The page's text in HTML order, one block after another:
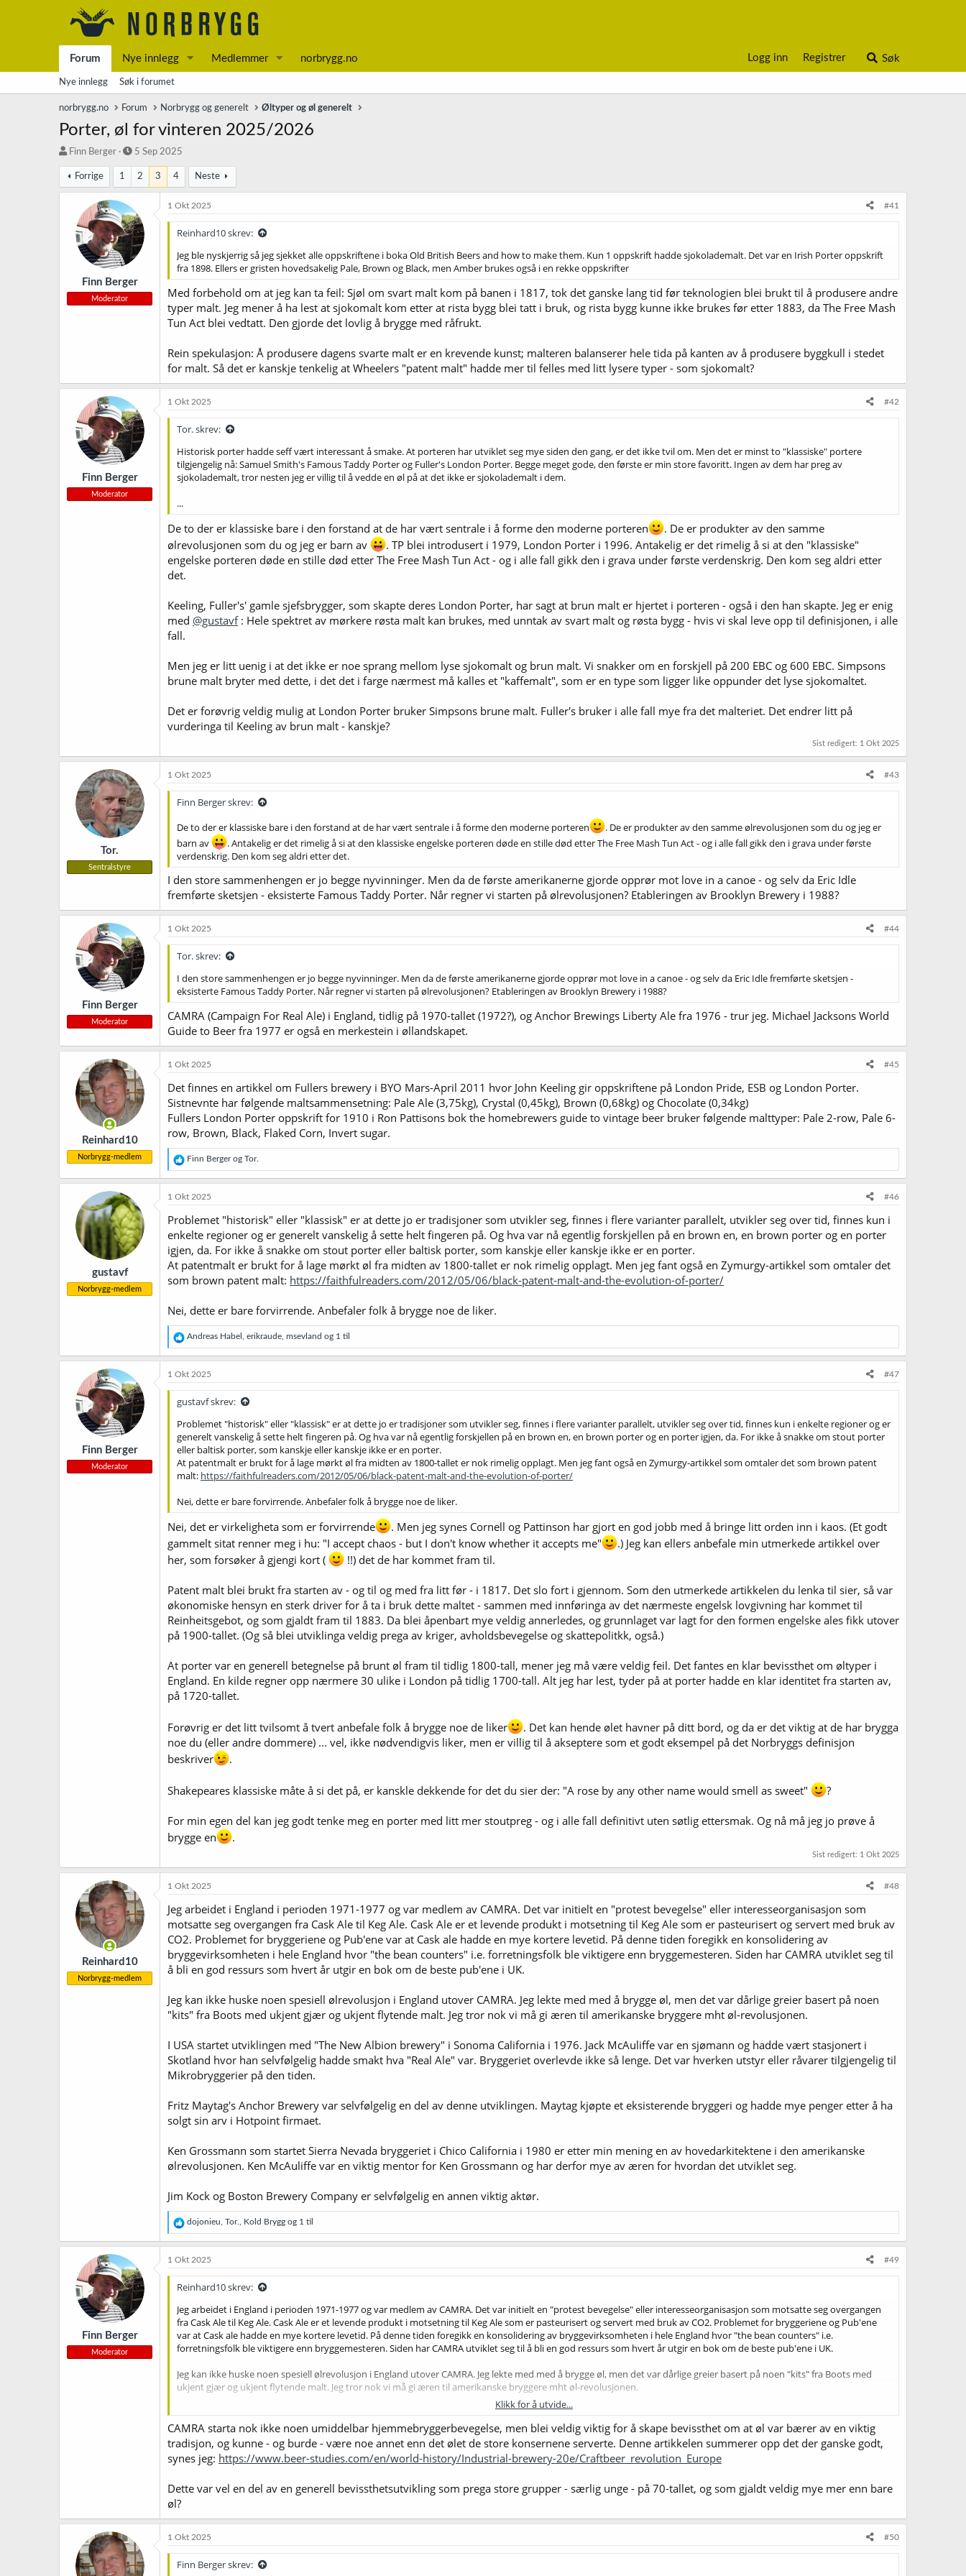
Forum Nye innlegg Medlemmer norbrygg.no Logg inn Registrer Søk
Nye innlegg Søk i forumet
norbrygg.no Forum Norbrygg og generelt Øltyper og øl generelt
Porter, øl for vinteren 2025/2026
T
å
d
Finn Berger
S
a
r
d
a
t
o
5 Sep 2025
Forrige 1 2 3 4 Neste
Finn Berger
Moderator
1 Okt 2025 #41
Reinhard10 skrev:
Jeg ble nyskjerrig så jeg sjekket alle oppskriftene i boka Old British Beers and how to make them. Kun 1 oppskrift hadde sjokolademalt. Det var en Irish Porter oppskrift
fra 1898. Ellers er gristen hovedsakelig Pale, Brown og Black, men Amber brukes også i en rekke oppskrifter
Med forbehold om at jeg kan ta feil: Sjøl om svart malt kom på banen i 1817, tok det ganske lang tid før teknologien blei brukt til å produsere andre
typer malt. Jeg mener å ha lest at sjokomalt kom etter at rista bygg blei tatt i bruk, og rista bygg kunne ikke brukes før etter 1883, da The Free Mash
Tun Act blei vedtatt. Den gjorde det lovlig å brygge med råfrukt.
Rein spekulasjon: Å produsere dagens svarte malt er en krevende kunst; malteren balanserer hele tida på kanten av å produsere byggkull i stedet
for malt. Så det er kanskje tenkelig at Wheelers "patent malt" hadde mer til felles med litt lysere typer - som sjokomalt?
Finn Berger
Moderator
1 Okt 2025 #42
Tor. skrev:
Historisk porter hadde seff vært interessant å smake. At porteren har utviklet seg mye siden den gang, er det ikke tvil om. Men det er minst to "klassiske" portere
tilgjengelig nå: Samuel Smith's Famous Taddy Porter og Fuller's London Porter. Begge meget gode, den første er min store favoritt. Ingen av dem har preg av
sjokolademalt, tror nesten jeg er villig til å vedde en øl på at det ikke er sjokolademalt i dem.
...
De to der er klassiske bare i den forstand at de har vært sentrale i å forme den moderne porteren
. De er produkter av den samme
ølrevolusjonen som du og jeg er barn av
. TP blei introdusert i 1979, London Porter i 1996. Antakelig er det rimelig å si at den "klassiske"
engelske porteren døde en stille død etter The Free Mash Tun Act - og i alle fall gikk den i grava under første verdenskrig. Den kom seg aldri etter
det.
Keeling, Fuller's' gamle sjefsbrygger, som skapte deres London Porter, har sagt at brun malt er hjertet i porteren - også i den han skapte. Jeg er enig
med @gustavf: Hele spektret av mørkere røsta malt kan brukes, med unntak av svart malt og røsta bygg - hvis vi skal leve opp til definisjonen, i alle
fall.
Men jeg er litt uenig i at det ikke er noe sprang mellom lyse sjokomalt og brun malt. Vi snakker om en forskjell på 200 EBC og 600 EBC. Simpsons
brune malt bryter med dette, i det det i farge nærmest må kalles et "kaffemalt", som er en type som ligger like oppunder det lyse sjokomaltet.
Det er forøvrig veldig mulig at London Porter bruker Simpsons brune malt. Fuller's bruker i alle fall mye fra det malteriet. Det endrer litt på
vurderinga til Keeling av brun malt - kanskje?
Sist redigert: 1 Okt 2025
Tor.
Sentralstyre
1 Okt 2025 #43
Finn Berger skrev:
De to der er klassiske bare i den forstand at de har vært sentrale i å forme den moderne porteren
. De er produkter av den samme ølrevolusjonen som du og jeg er
barn av
. Antakelig er det rimelig å si at den klassiske engelske porteren døde en stille død etter The Free Mash Tun Act - og i alle fall gikk den i grava under første
verdenskrig. Den kom seg aldri etter det.
I den store sammenhengen er jo begge nyvinninger. Men da de første amerikanerne gjorde opprør mot love in a canoe - og selv da Eric Idle
fremførte sketsjen - eksisterte Famous Taddy Porter. Når regner vi starten på ølrevolusjonen? Etableringen av Brooklyn Brewery i 1988?
Finn Berger
Moderator
1 Okt 2025 #44
Tor. skrev:
I den store sammenhengen er jo begge nyvinninger. Men da de første amerikanerne gjorde opprør mot love in a canoe - og selv da Eric Idle fremførte sketsjen -
eksisterte Famous Taddy Porter. Når regner vi starten på ølrevolusjonen? Etableringen av Brooklyn Brewery i 1988?
CAMRA (Campaign For Real Ale) i England, tidlig på 1970-tallet (1972?), og Anchor Brewings Liberty Ale fra 1976 - trur jeg. Michael Jacksons World
Guide to Beer fra 1977 er også en merkestein i øllandskapet.
Reinhard10
Norbrygg-medlem
1 Okt 2025 #45
Det finnes en artikkel om Fullers brewery i BYO Mars-April 2011 hvor John Keeling gir oppskriftene på London Pride, ESB og London Porter.
Sistnevnte har følgende maltsammensetning: Pale Ale (3,75kg), Crystal (0,45kg), Brown (0,68kg) og Chocolate (0,34kg)
Fullers London Porter oppskrift for 1910 i Ron Pattisons bok the homebrewers guide to vintage beer bruker følgende malttyper: Pale 2-row, Pale 6-
row, Brown, Black, Flaked Corn, Invert sugar.
R
e
a
k
j
o
n
e
Finn Bergerog Tor.
gustavf
Norbrygg-medlem
1 Okt 2025 #46
Problemet "historisk" eller "klassisk" er at dette jo er tradisjoner som utvikler seg, finnes i flere varianter parallelt, utvikler seg over tid, finnes kun i
enkelte regioner og er generelt vanskelig å sette helt fingeren på. Og hva var nå egentlig forskjellen på en brown en, en brown porter og en porter
igjen, da. For ikke å snakke om stout porter eller baltisk porter, som kanskje eller kanskje ikke er en porter.
At patentmalt er brukt for å lage mørkt øl fra midten av 1800-tallet er nok rimelig opplagt. Men jeg fant også en Zymurgy-artikkel som omtaler det
som brown patent malt: https://faithfulreaders.com/2012/05/06/black-patent-malt-and-the-evolution-of-porter/
Nei, dette er bare forvirrende. Anbefaler folk å brygge noe de liker.
R
e
a
k
j
o
e
r
:
Andreas Habel erikraude msevland og 1 til
Finn Berger
Moderator
1 Okt 2025 #47
gustavf skrev:
Problemet "historisk" eller "klassisk" er at dette jo er tradisjoner som utvikler seg, finnes i flere varianter parallelt, utvikler seg over tid, finnes kun i enkelte regioner og er
generelt vanskelig å sette helt fingeren på. Og hva var nå egentlig forskjellen på en brown en, en brown porter og en porter igjen, da. For ikke å snakke om stout porter
eller baltisk porter, som kanskje eller kanskje ikke er en porter.
At patentmalt er brukt for å lage mørkt øl fra midten av 1800-tallet er nok rimelig opplagt. Men jeg fant også en Zymurgy-artikkel som omtaler det som brown patent
malt: https://faithfulreaders.com/2012/05/06/black-patent-malt-and-the-evolution-of-porter/
Nei, dette er bare forvirrende. Anbefaler folk å brygge noe de liker.
Nei, det er virkeligheta som er forvirrende
. Men jeg synes Cornell og Pattinson har gjort en god jobb med å bringe litt orden inn i kaos. (Et godt
gammelt sitat renner meg i hu: "I accept chaos - but I don't know whether it accepts me"
.) Jeg kan ellers anbefale min utmerkede artikkel over
her, som forsøker å gjengi kort (
!!) det de har kommet fram til.
Patent malt blei brukt fra starten av - og til og med fra litt før - i 1817. Det slo fort i gjennom. Som den utmerkede artikkelen du lenka til sier, så var
økonomiske hensyn en sterk driver for å ta i bruk dette maltet - sammen med innføringa av det nærmeste engelsk lovgivning har kommet til
Reinheitsgebot, og som gjaldt fram til 1883. Da blei åpenbart mye veldig annerledes, og grunnlaget var lagt for den formen engelske ales fikk utover
på 1900-tallet. (Og så blei utviklinga veldig prega av kriger, avholdsbevegelse og skattepolitkk, også.)
At porter var en generell betegnelse på brunt øl fram til tidlig 1800-tall, mener jeg må være veldig feil. Det fantes en klar bevissthet om øltyper i
England. En kilde regner opp nærmere 30 ulike i London på tidlig 1700-tall. Alt jeg har lest, tyder på at porter hadde en klar identitet fra starten av,
på 1720-tallet.
Forøvrig er det litt tvilsomt å tvert anbefale folk å brygge noe de liker
. Det kan hende ølet havner på ditt bord, og da er det viktig at de har brygga
noe du (eller andre dommere) ... vel, ikke nødvendigvis liker, men er villig til å akseptere som et godt eksempel på det Norbryggs definisjon
beskriver
.
Shakepeares klassiske måte å si det på, er kanskle dekkende for det du sier der: "A rose by any other name would smell as sweet" ?
For min egen del kan jeg godt tenke meg en porter med litt mer stoutpreg - og i alle fall definitivt uten søtlig ettersmak. Og nå må jeg jo prøve å
brygge en
.
Sist redigert: 1 Okt 2025
Reinhard10
Norbrygg-medlem
1 Okt 2025 #48
Jeg arbeidet i England i perioden 1971-1977 og var medlem av CAMRA. Det var initielt en "protest bevegelse" eller interesseorganisasjon som
motsatte seg overgangen fra Cask Ale til Keg Ale. Cask Ale er et levende produkt i motsetning til Keg Ale som er pasteurisert og servert med bruk av
CO2. Problemet for bryggeriene og Pub'ene var at Cask ale hadde en mye kortere levetid. På denne tiden foregikk en konsolidering av
bryggevirksomheten i hele England hvor "the bean counters" i.e. forretningsfolk ble viktigere enn bryggemesteren. Siden har CAMRA utviklet seg til
å bli en god ressurs som hvert år utgir en bok om de beste pub'ene i UK.
Jeg kan ikke huske noen spesiell ølrevolusjon i England utover CAMRA. Jeg lekte med med å brygge øl, men det var dårlige greier basert på noen
"kits" fra Boots med ukjent gjær og ukjent flytende malt. Jeg tror nok vi må gi æren til amerikanske bryggere mht øl-revolusjonen.
I USA startet utviklingen med "The New Albion brewery" i Sonoma California i 1976. Jack McAuliffe var en sjømann og hadde vært stasjonert i
Skotland hvor han selvfølgelig hadde smakt hva "Real Ale" var. Bryggeriet overlevde ikke så lenge. Det var hverken utstyr eller råvarer tilgjengelig til
Mikrobryggerier på den tiden.
Fritz Maytag's Anchor Brewery var selvfølgelig en del av denne utviklingen. Maytag kjøpte et eksisterende bryggeri og hadde mye penger etter å ha
solgt sin arv i Hotpoint firmaet.
Ken Grossmann som startet Sierra Nevada bryggeriet i Chico California i 1980 er etter min mening en av hovedarkitektene i den amerikanske
ølrevolusjonen. Ken McAuliffe var en viktig mentor for Ken Grossmann og har derfor mye av æren for hvordan det utviklet seg.
Jim Kock og Boston Brewery Company er selvfølgelig en annen viktig aktør.
R
e
a
k
j
o
e
r
:
dojonieu Tor. Kold Brygg og 1 til
Finn Berger
Moderator
1 Okt 2025 #49
Reinhard10 skrev:
Jeg arbeidet i England i perioden 1971-1977 og var medlem av CAMRA. Det var initielt en "protest bevegelse" eller interesseorganisasjon som motsatte seg overgangen
fra Cask Ale til Keg Ale. Cask Ale er et levende produkt i motsetning til Keg Ale som er pasteurisert og servert med bruk av CO2. Problemet for bryggeriene og Pub'ene
var at Cask ale hadde en mye kortere levetid. På denne tiden foregikk en konsolidering av bryggevirksomheten i hele England hvor "the bean counters" i.e.
forretningsfolk ble viktigere enn bryggemesteren. Siden har CAMRA utviklet seg til å bli en god ressurs som hvert år utgir en bok om de beste pub'ene i UK.
Jeg kan ikke huske noen spesiell ølrevolusjon i England utover CAMRA. Jeg lekte med med å brygge øl, men det var dårlige greier basert på noen "kits" fra Boots med
ukjent gjær og ukjent flytende malt. Jeg tror nok vi må gi æren til amerikanske bryggere mht øl-revolusjonen.
I USA startet utviklingen med "The New Albion brewery" i Sonoma California i 1976. Jack McAuliffe var en sjømann og hadde vært stasjonert i Skotland hvor han
selvfølgelig hadde smakt hva "Real Ale" var. Bryggeriet overlevde ikke så lenge. Det var hverken utstyr eller råvarer tilgjengelig til Mikrobryggerier på den tiden.
Fritz Maytag's Anchor Brewery var selvfølgelig en del av denne utviklingen. Maytag kjøpte et eksisterende bryggeri og hadde mye penger etter å ha solgt sin arv i
Hotpoint firmaet.
Ken Grossmann som startet Sierra Nevada bryggeriet i Chico California i 1980 er etter min mening en av hovedarkitektene i den amerikanske ølrevolusjonen. Ken
McAuliffe var en viktig mentor for Ken Grossmann og har derfor mye av æren for hvordan det utviklet seg.
Klikk for å utvide...
CAMRA starta nok ikke noen umiddelbar hjemmebryggerbevegelse, men blei veldig viktig for å skape bevissthet om at øl var bærer av en viktig
tradisjon, og kunne - og burde - være noe annet enn det ølet de store konsernene serverte. Denne artikkelen summerer opp det der ganske godt,
synes jeg: https://www.beer-studies.com/en/world-history/Industrial-brewery-20e/Craftbeer_revolution_Europe
Dette var vel en del av en generell bevissthetsutvikling som prega store grupper - særlig unge - på 70-tallet, og som gjaldt veldig mye mer enn bare
øl?
1 Okt 2025 #50
Finn Berger skrev: